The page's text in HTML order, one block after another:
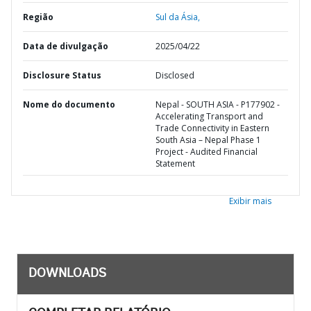
Região Sul da Ásia,
Data de divulgação 2025/04/22
Disclosure Status Disclosed
Nome do documento
Nepal - SOUTH ASIA - P177902 -
Accelerating Transport and
Trade Connectivity in Eastern
South Asia – Nepal Phase 1
Project - Audited Financial
Statement
Exibir mais
DOWNLOADS